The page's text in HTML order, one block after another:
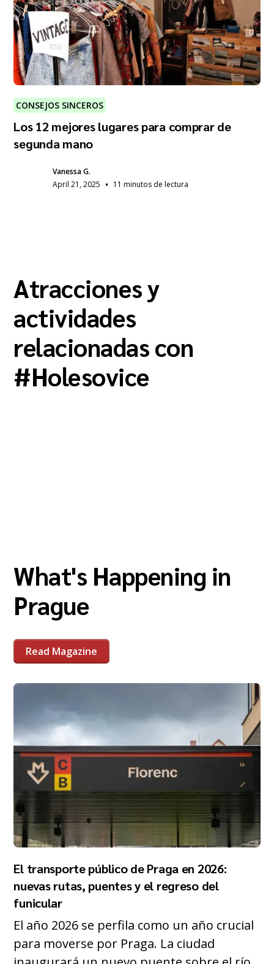
CONSEJOS SINCEROS
Los 12 mejores lugares para comprar de
segunda mano
Vanessa G.
April 21, 2025 • 11 minutos de lectura
Atracciones y
actividades
relacionadas con
#Holesovice
What's Happening in
Prague
Read Magazine
El transporte público de Praga en 2026:
nuevas rutas, puentes y el regreso del
funicular
El año 2026 se perfila como un año crucial
para moverse por Praga. La ciudad